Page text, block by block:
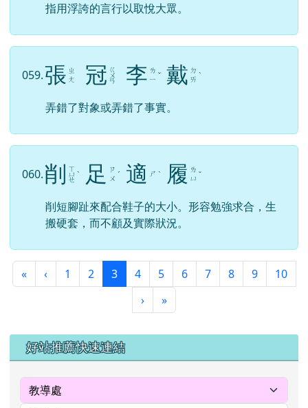
指用浮誇的言行以取悅大眾。
059.張 ㄓ
ㄤ
冠 ㄍ
ㄨ
ㄢ 李 ㄌ
ㄧ ˇ 戴 ㄉ
ㄞ ˋ
弄錯了對象或弄錯了事實。
060.削 ㄒ
ㄩ
ㄝ
ˋ 足
ㄗ
ㄨ ˊ 適 ㄕ ˋ 履 ㄌ
ㄩ ˇ
削短腳趾來配合鞋子的大小。形容勉強求合，生
搬硬套，而不顧及實際狀況。
«第一頁
‹上一頁
1 2 3(目前頁次)
4 5 6 7 8 9
10
›下一頁
»最後頁
左邊區域內容
好站推薦快速連結